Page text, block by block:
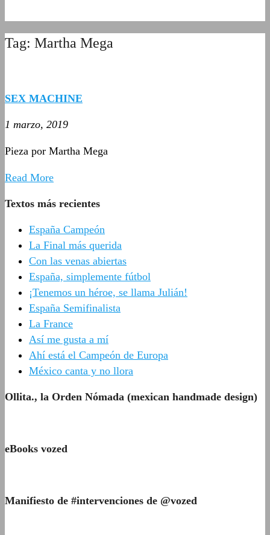
Tag: Martha Mega
SEX MACHINE
1 marzo, 2019
Pieza por Martha Mega
Read More
Textos más recientes
España Campeón
La Final más querida
Con las venas abiertas
España, simplemente fútbol
¡Tenemos un héroe, se llama Julián!
España Semifinalista
La France
Así me gusta a mí
Ahí está el Campeón de Europa
México canta y no llora
Ollita., la Orden Nómada (mexican handmade design)
eBooks vozed
Manifiesto de #intervenciones de @vozed